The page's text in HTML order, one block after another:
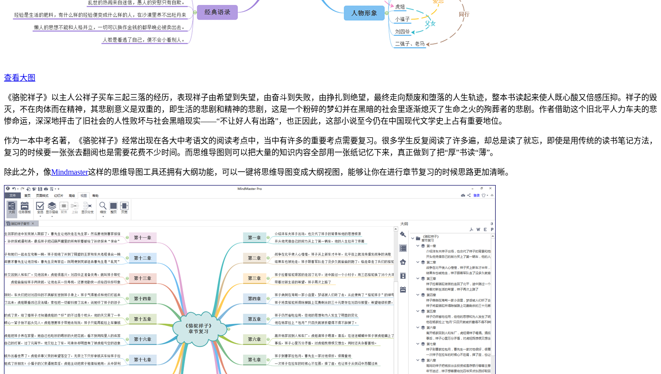
查看大图
《骆驼祥子》以主人公祥子买车三起三落的经历，表现祥子由希望到失望，由奋斗到失败，由挣扎到绝望，最终走向颓废和堕落的人生轨迹，整本书读起来使人既心酸又倍感压抑。祥子的毁
灭，不在肉体而在精神，其悲剧意义是双重的，即生活的悲剧和精神的悲剧，这是一个粉碎的梦幻并在黑暗的社会里逐渐熄灭了生命之火的殉葬者的悲剧。作者借助这个旧北平人力车夫的悲
惨命运，深深地抨击了旧社会的人性败坏与社会黑暗现实——“不让好人有出路”，也正因此，这部小说至今仍在中国现代文学史上占有重要地位。
作为一本中考名著，《骆驼祥子》经常出现在各大中考语文的阅读考点中，当中有许多的重要考点需要复习。很多学生反复阅读了许多遍，却总是读了就忘，即使是用传统的读书笔记方法，
复习的时候要一张张去翻阅也是需要花费不少时间。而思维导图则可以把大量的知识内容全部用一张纸记忆下来，真正做到了把“厚”书读“薄”。
除此之外，像Mindmaster这样的思维导图工具还拥有大纲功能，可以一键将思维导图变成大纲视图，能够让你在进行章节复习的时候思路更加清晰。